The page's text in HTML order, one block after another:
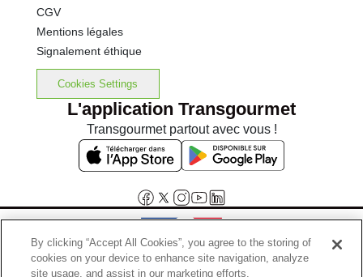
CGV
Mentions légales
Signalement éthique
Cookies Settings
L'application Transgourmet
Transgourmet partout avec vous !
By clicking “Accept All Cookies”, you agree to the storing of
cookies on your device to enhance site navigation, analyze
site usage, and assist in our marketing efforts.